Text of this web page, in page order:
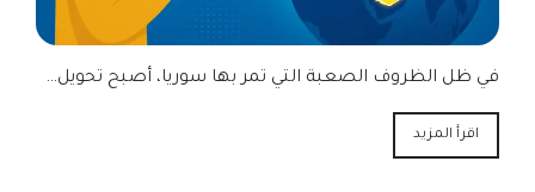
في ظل الظروف الصعبة التي تمر بها سوريا، أصبح تحويل…
اقرأ المزيد